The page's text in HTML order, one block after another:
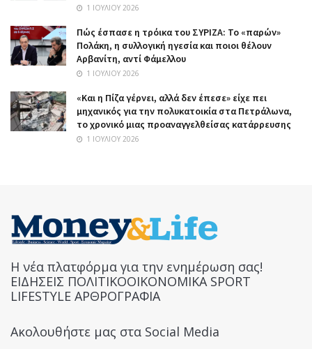
1 ΙΟΥΛΊΟΥ 2026
Πώς έσπασε η τρόικα του ΣΥΡΙΖΑ: Το «παρών»
Πολάκη, η συλλογική ηγεσία και ποιοι θέλουν
Αρβανίτη, αντί Φάμελλου
1 ΙΟΥΛΊΟΥ 2026
«Και η Πίζα γέρνει, αλλά δεν έπεσε» είχε πει
μηχανικός για την πολυκατοικία στα Πετράλωνα,
το χρονικό μιας προαναγγελθείσας κατάρρευσης
1 ΙΟΥΛΊΟΥ 2026
Η νέα πλατφόρμα για την ενημέρωση σας!
ΕΙΔΗΣΕΙΣ ΠΟΛΙΤΙΚΟΟΙΚΟΝΟΜΙΚΑ SPORT
LIFESTYLE ΑΡΘΡΟΓΡΑΦΙΑ
Ακολουθήστε μας στα Social Media